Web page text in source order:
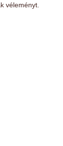
véleményt.